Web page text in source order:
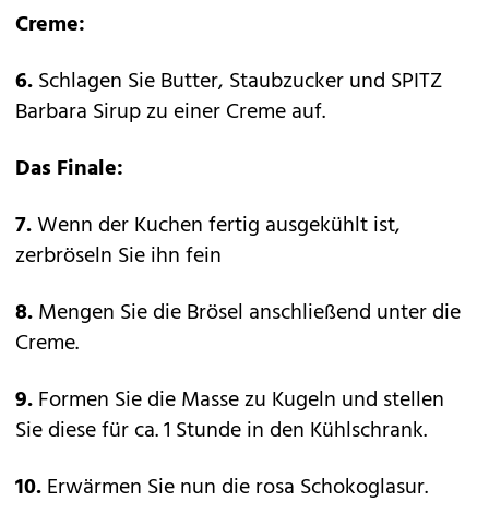
Creme:
6.Schlagen Sie Butter, Staubzucker und SPITZ
Barbara Sirup zu einer Creme auf.
Das Finale:
7.Wenn der Kuchen fertig ausgekühlt ist,
zerbröseln Sie ihn fein
8.Mengen Sie die Brösel anschließend unter die
Creme.
9.Formen Sie die Masse zu Kugeln und stellen
Sie diese für ca. 1 Stunde in den Kühlschrank.
10.Erwärmen Sie nun die rosa Schokoglasur.